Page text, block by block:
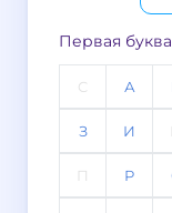
Первая буква
C А
З И
П Р